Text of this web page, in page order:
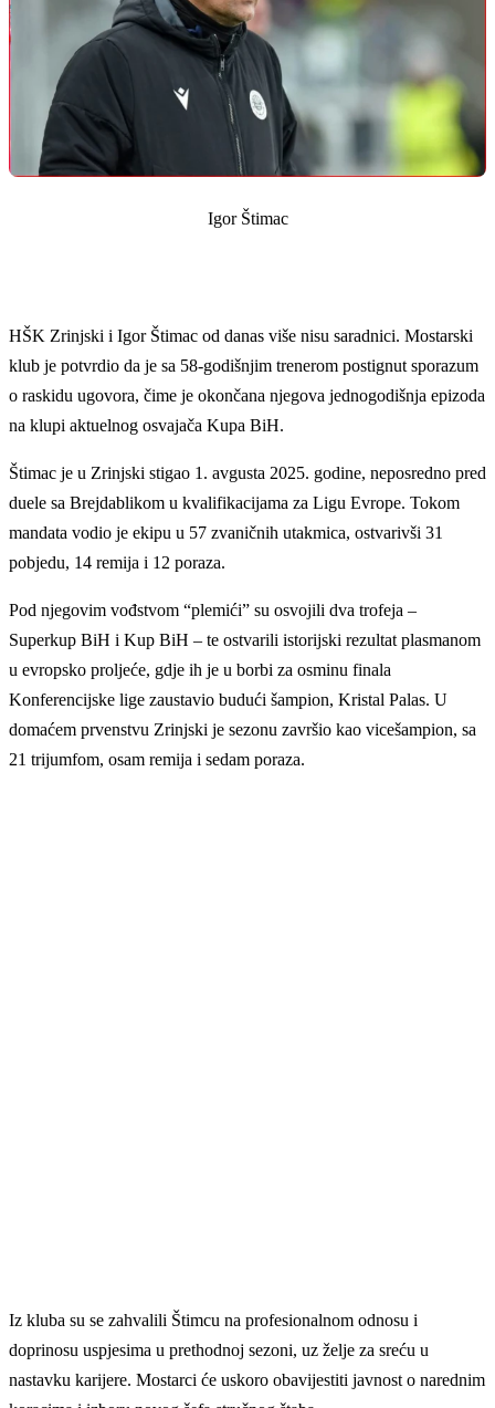
Igor Štimac
HŠK Zrinjski i Igor Štimac od danas više nisu saradnici. Mostarski
klub je potvrdio da je sa 58‑godišnjim trenerom postignut sporazum
o raskidu ugovora, čime je okončana njegova jednogodišnja epizoda
na klupi aktuelnog osvajača Kupa BiH.
Štimac je u Zrinjski stigao 1. avgusta 2025. godine, neposredno pred
duele sa Brejdablikom u kvalifikacijama za Ligu Evrope. Tokom
mandata vodio je ekipu u 57 zvaničnih utakmica, ostvarivši 31
pobjedu, 14 remija i 12 poraza.
Pod njegovim vođstvom “plemići” su osvojili dva trofeja –
Superkup BiH i Kup BiH – te ostvarili istorijski rezultat plasmanom
u evropsko proljeće, gdje ih je u borbi za osminu finala
Konferencijske lige zaustavio budući šampion, Kristal Palas. U
domaćem prvenstvu Zrinjski je sezonu završio kao vicešampion, sa
21 trijumfom, osam remija i sedam poraza.
Iz kluba su se zahvalili Štimcu na profesionalnom odnosu i
doprinosu uspjesima u prethodnoj sezoni, uz želje za sreću u
nastavku karijere. Mostarci će uskoro obavijestiti javnost o narednim